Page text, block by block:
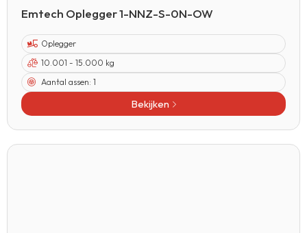
Emtech Oplegger 1-NNZ-S-0N-OW
Oplegger
10.001 - 15.000 kg
Aantal assen: 1
Bekijken